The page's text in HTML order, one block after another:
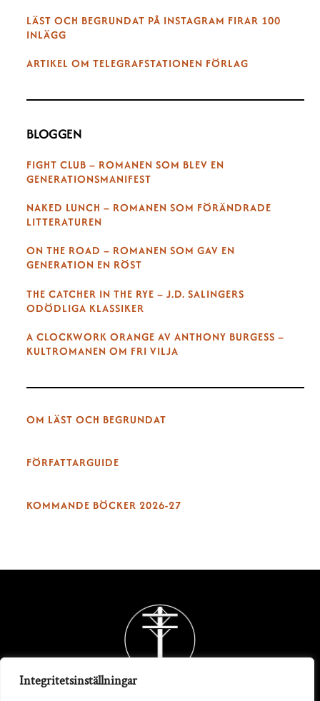
Integritetsinställningar
LÄST OCH BEGRUNDAT PÅ INSTAGRAM FIRAR 100
INLÄGG
ARTIKEL OM TELEGRAFSTATIONEN FÖRLAG
BLOGGEN
FIGHT CLUB – ROMANEN SOM BLEV EN
GENERATIONSMANIFEST
NAKED LUNCH – ROMANEN SOM FÖRÄNDRADE
LITTERATUREN
ON THE ROAD – ROMANEN SOM GAV EN
GENERATION EN RÖST
THE CATCHER IN THE RYE – J.D. SALINGERS
ODÖDLIGA KLASSIKER
A CLOCKWORK ORANGE AV ANTHONY BURGESS –
KULTROMANEN OM FRI VILJA
OM LÄST OCH BEGRUNDAT
FÖRFATTARGUIDE
KOMMANDE BÖCKER 2026-27
Back
To